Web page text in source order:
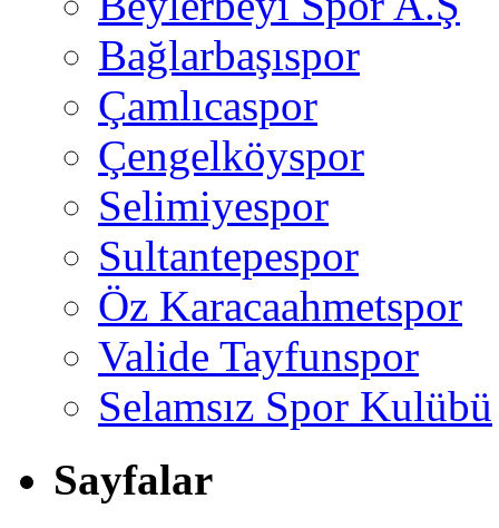
Bağlarbaşıspor
Çamlıcaspor
Çengelköyspor
Selimiyespor
Sultantepespor
Öz Karacaahmetspor
Valide Tayfunspor
Selamsız Spor Kulübü
Sayfalar